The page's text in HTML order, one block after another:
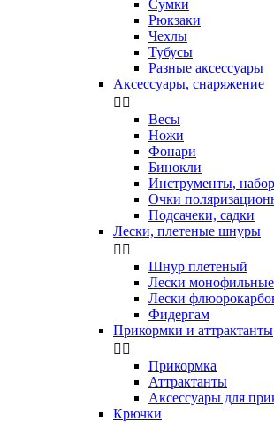
Сумки
Рюкзаки
Чехлы
Тубусы
Разные аксессуары
Аксессуары, снаряжение
 
Весы
Ножи
Фонари
Бинокли
Инструменты,
Очки
Подсачеки, садки
Лески, плетеные шнуры
 
Шнур плетеный
Лески монофильные
Лески
Фидергам
Прикормки и аттрактанты
 
Прикормка
Аттрактанты
Аксессуары для
Крючки